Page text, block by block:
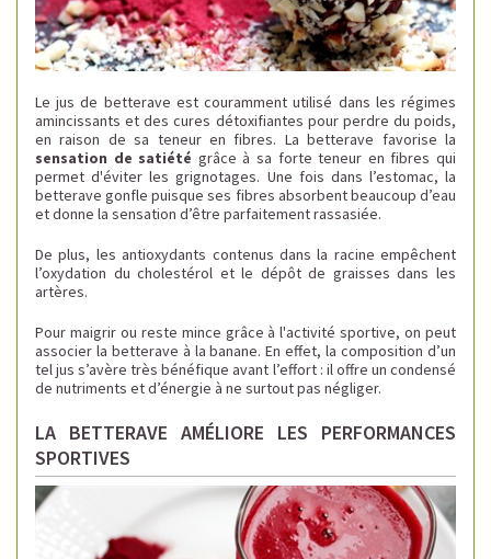
Le jus de betterave est couramment utilisé dans les régimes
amincissants et des cures détoxifiantes pour perdre du poids,
en raison de sa teneur en fibres. La betterave favorise la
sensation de satiété grâce à sa forte teneur en fibres qui
permet d'éviter les grignotages. Une fois dans l’estomac, la
betterave gonfle puisque ses fibres absorbent beaucoup d’eau
et donne la sensation d’être parfaitement rassasiée.
De plus, les antioxydants contenus dans la racine empêchent
l’oxydation du cholestérol et le dépôt de graisses dans les
artères.
Pour maigrir ou reste mince grâce à l'activité sportive, on peut
associer la betterave à la banane. En effet, la composition d’un
tel jus s’avère très bénéfique avant l’effort : il offre un condensé
de nutriments et d’énergie à ne surtout pas négliger.
LA BETTERAVE AMÉLIORE LES PERFORMANCES
SPORTIVES